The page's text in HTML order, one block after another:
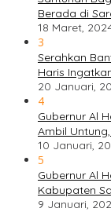
Berada di
18 Maret,
3
Serahkan
Haris
20 Januari,
4
Gubernur Al
Ambil
10 Januari,
5
Gubernur Al
Kabupaten
9 Januari,